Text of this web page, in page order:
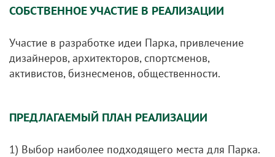
СОБСТВЕННОЕ УЧАСТИЕ В РЕАЛИЗАЦИИ
Участие в разработке идеи Парка, привлечение
дизайнеров, архитекторов, спортсменов,
активистов, бизнесменов, общественности.
ПРЕДЛАГАЕМЫЙ ПЛАН РЕАЛИЗАЦИИ
1) Выбор наиболее подходящего места для Парка.